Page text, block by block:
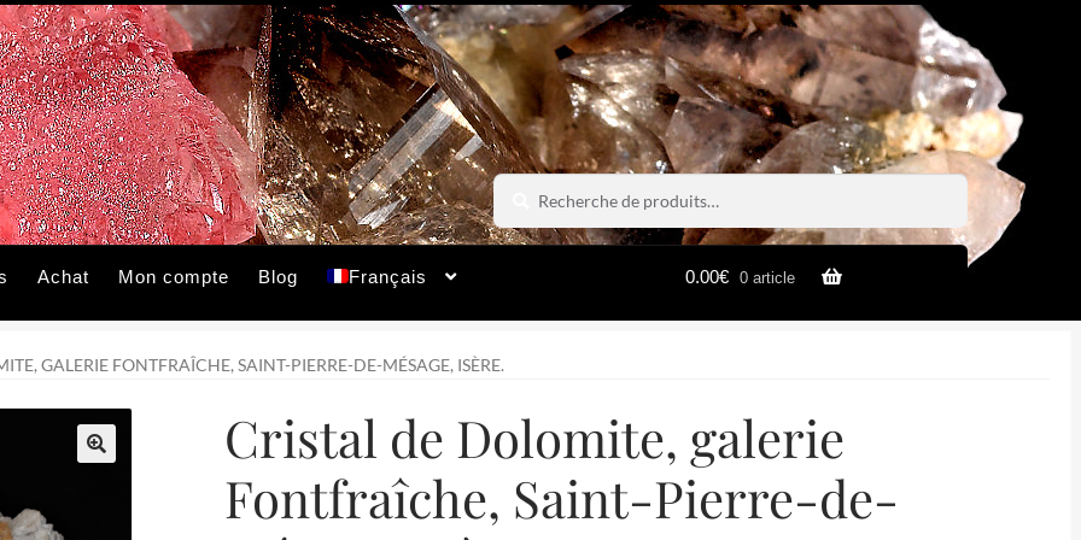
Recherche
pour :
Recherche
Achat Mon compte Blog Français 0.00€ 0 article
GALERIE FONTFRAÎCHE, SAINT-PIERRE-DE-MÉSAGE, ISÈRE.
Cristal de Dolomite, galerie
Fontfraîche, Saint-Pierre-de-